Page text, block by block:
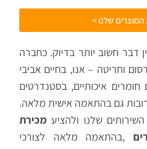
המוצרים שלנו >
דבר חשוב יותר בדיוק. כחברה
וחריטה – אנו, בחיים אביבי
איכותיים, בסטנדרטים
גם בהתאמה אישית מלאה.
שלנו ולהציע מכירת
,בהתאמה מלאה לצורכי